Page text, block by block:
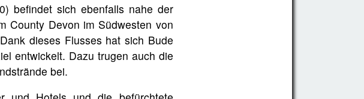
befindet sich ebenfalls nahe der
County Devon im Südwesten von
dieses Flusses hat sich Bude
entwickelt. Dazu trugen auch die
bei.